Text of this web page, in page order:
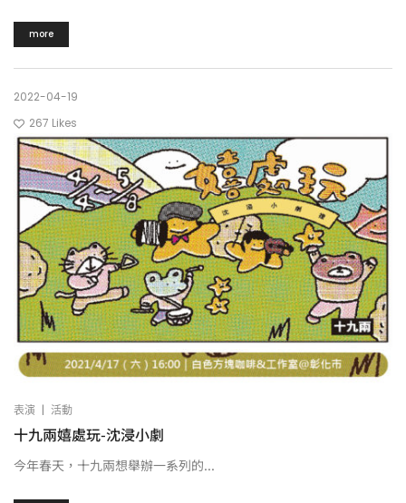
more
2022-04-19
267 Likes
表演 | 活動
十九兩嬉處玩-沈浸小劇
今年春天，十九兩想舉辦一系列的...